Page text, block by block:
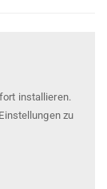
installieren.
zu